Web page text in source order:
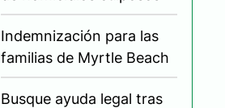
Indemnización para las
familias de Myrtle Beach
Busque ayuda legal tras